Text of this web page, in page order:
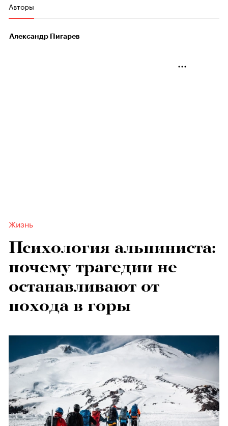
Авторы
Александр Пигарев
Жизнь
Психология альпиниста:
почему трагедии не
останавливают от
похода в горы